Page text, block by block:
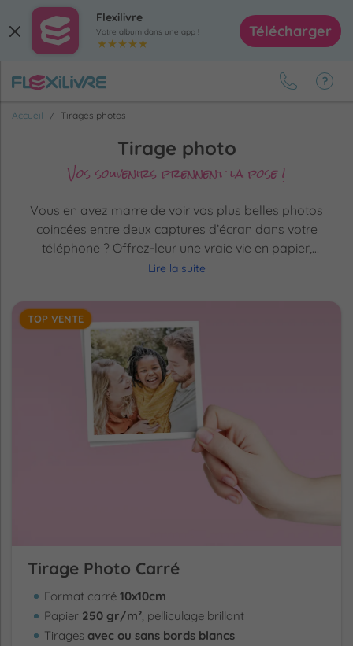
Flexilivre
Votre album dans une app ! Télécharger
Accueil Tirages photos
Tirage photo
Vos souvenirs prennent la pose !
Vous en avez marre de voir vos plus belles photos
coincées entre deux captures d’écran dans votre
téléphone ? Offrez-leur une vraie vie en papier,
Avec nos tirages photos
couleurs! C’est très simple, rapide à commander, et
surtout mille fois plus sympa qu’un fond d’écran. Vos
souvenirs vont enfin pouvoir respirer… et s’afficher
fièrement !
Lire la suite
TOP VENTE
Tirage Photo Carré
Format carré 10x10cm
Papier 250 gr/m², pelliculage brillant
Tirages avec ou sans bords blancs